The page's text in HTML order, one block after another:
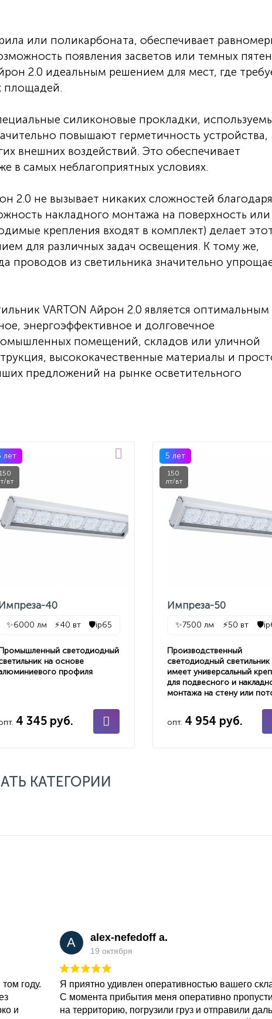
или поликарбоната, обеспечивает
появления засветов или темных
2.0 идеальным решением для мест, где
площадей.
силиконовые прокладки,
повышают герметичность устройства,
внешних воздействий. Это обеспечивает
в самых неблагоприятных условиях.
2.0 не вызывает никаких сложностей благодаря
накладного монтажа на поверхность или
крепления входят в комплект) делает
для различных задач освещения. К тому же,
проводов из светильника значительно
VARTON Айрон 2.0 является оптимальным
энергоэффективное и долговечное
помещений, складов или уличной
высококачественные материалы и
предложений на рынке осветительного
лет
150
вт
Импреза-40
✨6000 лм ⚡40 вт 🛡️ip65
светодиодный
на основе
профиля
4 345 руб.
5 лет
150
лт/вт
Импреза-50
✨7500 лм ⚡50 вт 🛡️
Производственный
светодиодный светильник
имеет универсальный
для подвесного и
монтажа на стену или
опт. 4 954 руб.
КАТЕГОРИИ
году.
и
A alex-nefedoff a.
19 октября
Я приятно удивлен оперативностью вашего
С момента прибытия меня оперативно
на территорию, погрузили груз и отправили